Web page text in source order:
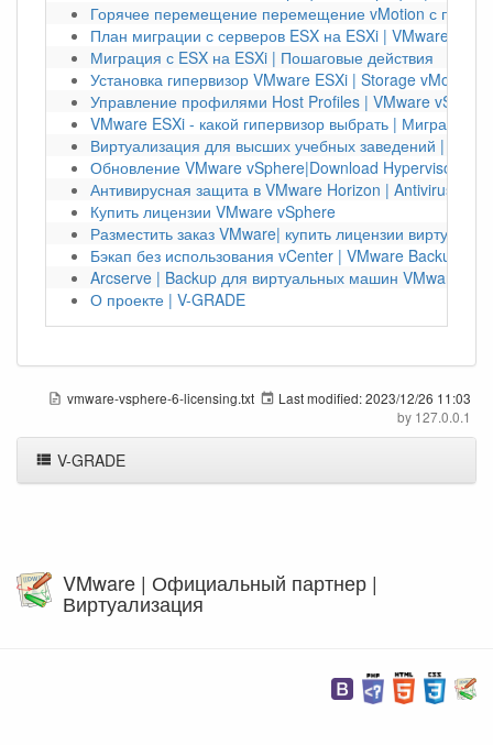
Горячее перемещение перемещение vMotion с
План миграции с серверов ESX на ESXi | VMware
Миграция с ESX на ESXi | Пошаговые действия
Установка гипервизор VMware ESXi | Storage vMotion
Управление профилями Host Profiles | VMware vSphere
VMware ESXi - какой гипервизор выбрать | Миграция
Виртуализация для высших учебных заведений |
Обновление VMware vSphere|Download Hypervisor
Антивирусная защита в VMware Horizon | Antivirus
Купить лицензии VMware vSphere
Разместить заказ VMware| купить лицензии
Бэкап без использования vCenter | VMware Backup
Arcserve | Backup для виртуальных машин VMware
О проекте | V-GRADE
vmware-vsphere-6-licensing.txt Last modified:2023/12/26 11:03
by 127.0.0.1
V-GRADE
VMware | Официальный партнер |
Виртуализация